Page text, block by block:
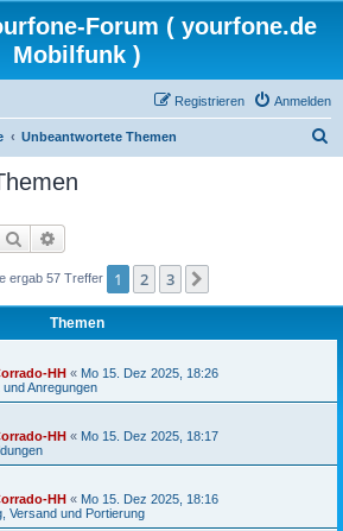
Forum ( yourfone.de
Mobilfunk )
Anmelden
Registrieren
Unbeantwortete Themen
Suche
ergab 57 Treffer 1 2 3
Themen
HH « Mo 15. Dez 2025, 18:26
und Anregungen
HH « Mo 15. Dez 2025, 18:17
HH « Mo 15. Dez 2025, 18:16
Versand und Portierung